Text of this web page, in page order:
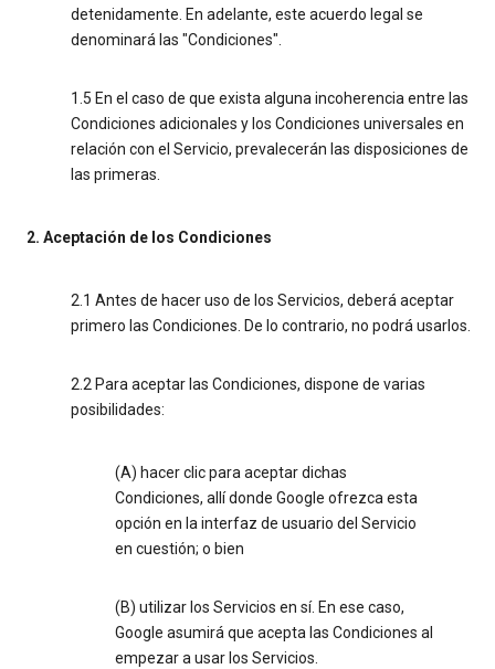
detenidamente. En adelante, este acuerdo legal se
denominará las "Condiciones".
1.5 En el caso de que exista alguna incoherencia entre las
Condiciones adicionales y los Condiciones universales en
relación con el Servicio, prevalecerán las disposiciones de
las primeras.
2. Aceptación de los Condiciones
2.1 Antes de hacer uso de los Servicios, deberá aceptar
primero las Condiciones. De lo contrario, no podrá usarlos.
2.2 Para aceptar las Condiciones, dispone de varias
posibilidades:
(A) hacer clic para aceptar dichas
Condiciones, allí donde Google ofrezca esta
opción en la interfaz de usuario del Servicio
en cuestión; o bien
(B) utilizar los Servicios en sí. En ese caso,
Google asumirá que acepta las Condiciones al
empezar a usar los Servicios.